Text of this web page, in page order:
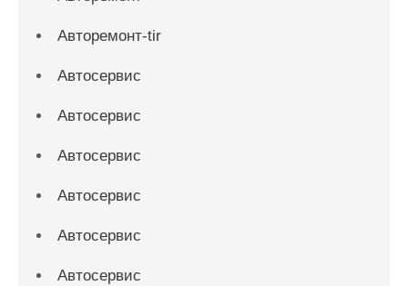
Авторемонт-tir
Автосервис
Автосервис
Автосервис
Автосервис
Автосервис
Автосервис